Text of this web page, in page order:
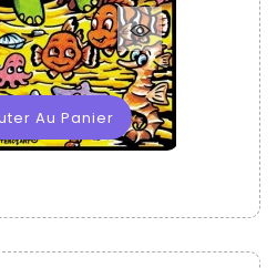
Au Panier